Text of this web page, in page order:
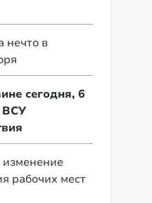
нечто в
сегодня, 6
ВСУ
рабочих мест